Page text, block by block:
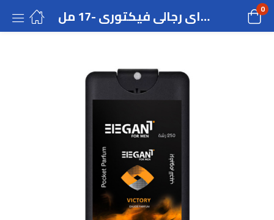
ماء تواليت سبراى رجالى فيكتورى -17 مل 0